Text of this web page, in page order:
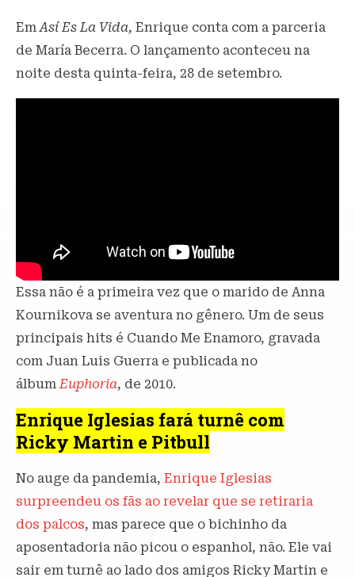
EmAsí Es La Vida, Enrique conta com a parceria
de María Becerra. O lançamento aconteceu na
noite desta quinta-feira, 28 de setembro.
Essa não é a primeira vez que o marido de Anna
Kournikova se aventura no gênero. Um de seus
principais hits é Cuando Me Enamoro, gravada
com Juan Luis Guerra e publicada no
álbumEuphoria, de 2010.
Enrique Iglesias fará turnê com
Ricky Martin e Pitbull
No auge da pandemia, Enrique Iglesias
surpreendeu os fãs ao revelar que se retiraria
dos palcos, mas parece que o bichinho da
aposentadoria não picou o espanhol, não. Ele vai
sair em turnê ao lado dos amigos Ricky Martin e